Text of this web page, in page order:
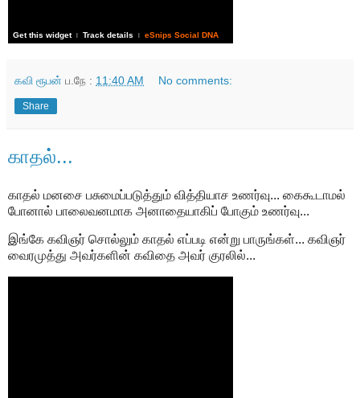
Get this widget | Track details | eSnips Social DNA
கவி ரூபன் ப.நே : 11:40 AM No comments:
Share
காதல்...
காதல் மனசை பசுமைப்படுத்தும் வித்தியாச உணர்வு... கைகூடாமல்
போனால் பாலைவனமாக அனாதையாகிப் போகும் உணர்வு...
இங்கே கவிஞர் சொல்லும் காதல் எப்படி என்று பாருங்கள்... கவிஞர்
வைரமுத்து அவர்களின் கவிதை அவர் குரலில்...